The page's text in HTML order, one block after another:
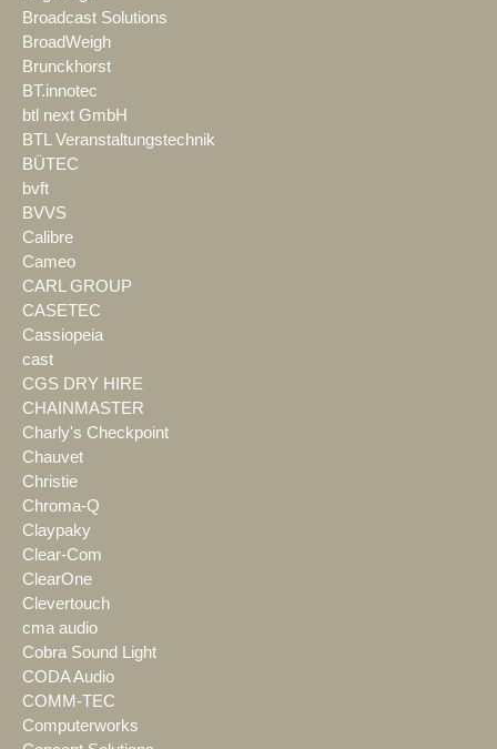
Broadcast Solutions
BroadWeigh
Brunckhorst
BT.innotec
btl next GmbH
BTL Veranstaltungstechnik
BÜTEC
bvft
BVVS
Calibre
Cameo
CARL GROUP
CASETEC
Cassiopeia
cast
CGS DRY HIRE
CHAINMASTER
Charly's Checkpoint
Chauvet
Christie
Chroma-Q
Claypaky
Clear-Com
ClearOne
Clevertouch
cma audio
Cobra Sound Light
CODA Audio
COMM-TEC
Computerworks